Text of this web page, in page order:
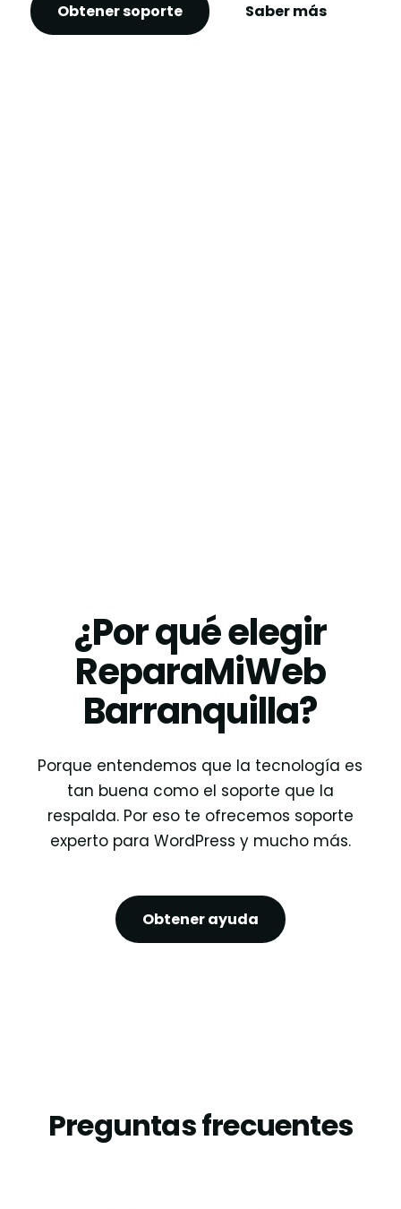
Obtener soporte Saber más
¿Por qué elegir
ReparaMiWeb
Barranquilla?
Porque entendemos que la tecnología es
tan buena como el soporte que la
respalda. Por eso te ofrecemos soporte
experto para WordPress y mucho más.
Obtener ayuda
Preguntas frecuentes